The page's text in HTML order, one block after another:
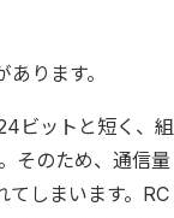
ります。
ビットと短く、組
そのため、通信量
てしまいます。RC